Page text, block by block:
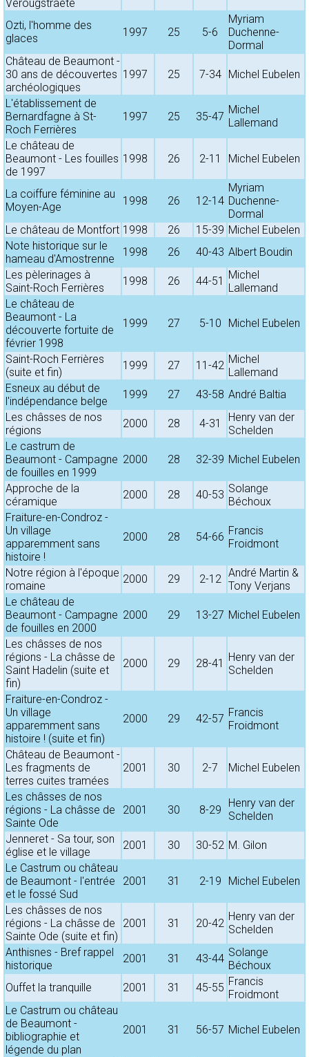
Verougstraete
Ozti, l'homme des
glaces
1997 25 5-6
Myriam
Duchenne-
Dormal
Château de Beaumont -
30 ans de découvertes
archéologiques
1997 25 7-34 Michel Eubelen
L'établissement de
Bernardfagne à St-
Roch Ferrières
1997 25 35-47
Michel
Lallemand
Le château de
Beaumont - Les fouilles
de 1997
1998 26 2-11 Michel Eubelen
La coiffure féminine au
Moyen-Age
1998 26 12-14
Myriam
Duchenne-
Dormal
Le château de Montfort 1998 26 15-39 Michel Eubelen
Note historique sur le
hameau d'Amostrenne
1998 26 40-43 Albert Boudin
Les pèlerinages à
Saint-Roch Ferrières
1998 26 44-51 Michel
Lallemand
Le château de
Beaumont - La
découverte fortuite de
février 1998
1999 27 5-10 Michel Eubelen
Saint-Roch Ferrières
(suite et fin)
1999 27 11-42 Michel
Lallemand
Esneux au début de
l'indépendance belge
1999 27 43-58 André Baltia
Les châsses de nos
régions
2000 28 4-31
Henry van der
Schelden
Le castrum de
Beaumont - Campagne
de fouilles en 1999
2000 28 32-39 Michel Eubelen
Approche de la
céramique
2000 28 40-53 Solange
Béchoux
Fraiture-en-Condroz -
Un village
apparemment sans
histoire !
2000 28 54-66 Francis
Froidmont
Notre région à l'époque
romaine
2000 29 2-12 André Martin &
Tony Verjans
Le château de
Beaumont - Campagne
de fouilles en 2000
2000 29 13-27 Michel Eubelen
Les châsses de nos
régions - La châsse de
Saint Hadelin (suite et
fin)
2000 29 28-41 Henry van der
Schelden
Fraiture-en-Condroz -
Un village
apparemment sans
histoire ! (suite et fin)
2000 29 42-57 Francis
Froidmont
Château de Beaumont -
Les fragments de
terres cuites tramées
2001 30 2-7 Michel Eubelen
Les châsses de nos
régions - La châsse de
Sainte Ode
2001 30 8-29
Henry van der
Schelden
Jenneret - Sa tour, son
église et le village
2001 30 30-52 M. Gilon
Le Castrum ou château
de Beaumont - l'entrée
et le fossé Sud
2001 31 2-19 Michel Eubelen
Les châsses de nos
régions - La châsse de
Sainte Ode (suite et fin)
2001 31 20-42
Henry van der
Schelden
Anthisnes - Bref rappel
historique
2001 31 43-44 Solange
Béchoux
Ouffet la tranquille
2001 31 45-55 Francis
Froidmont
Le Castrum ou château
de Beaumont -
bibliographie et
légende du plan
2001 31 56-57 Michel Eubelen